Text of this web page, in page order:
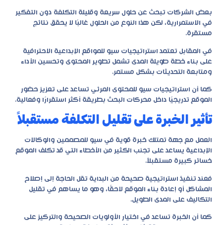
بعض الشركات تبحث عن حلول سريعة وقليلة التكلفة دون التفكير
في الاستمرارية، لكن هذا النوع من الحلول غالبًا لا يحقق نتائج
مستقرة.
في المقابل تعتمد استراتيجيات سيو للمواقع الإبداعية الاحترافية
على بناء خطة طويلة المدى تشمل تطوير المحتوى وتحسين الأداء
ومتابعة التحديثات بشكل مستمر.
كما أن استراتيجيات سيو للمحتوى المرئي تساعد على تعزيز حضور
الموقع تدريجيًا داخل محركات البحث بطريقة أكثر استقرارًا وفعالية.
تأثير الخبرة على تقليل التكلفة مستقبلاً
العمل مع جهة تمتلك خبرة قوية في سيو للمصممين والوكالات
الإبداعية يساعد على تجنب الكثير من الأخطاء التي قد تكلف الموقع
خسائر كبيرة مستقبلاً.
فعند تنفيذ استراتيجية صحيحة من البداية تقل الحاجة إلى إصلاح
المشاكل أو إعادة بناء الموقع لاحقًا، وهو ما يساهم في تقليل
التكاليف على المدى الطويل.
كما أن الخبرة تساعد في اختيار الأولويات الصحيحة والتركيز على